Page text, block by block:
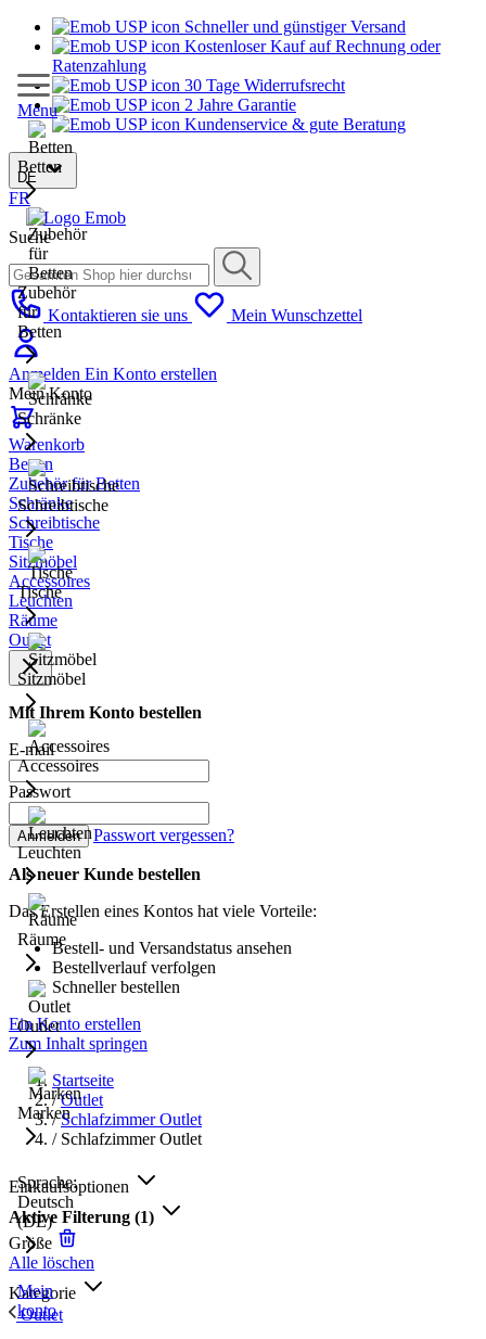
Schneller und günstiger Versand
Kostenloser Kauf auf Rechnung oder
Ratenzahlung
30 Tage Widerrufsrecht
2 Jahre Garantie
Kundenservice & gute Beratung
DE
FR
Suche
Kontaktieren sie uns Mein Wunschzettel
Anmelden Ein Konto erstellen
Mein Konto
Warenkorb
Menu
Betten
Zubehör
für
Betten
Schränke
Schreibtische
Tische
Sitzmöbel
Accessoires
Leuchten
Räume
Outlet
Marken
Sprache:
Deutsch
(DE)
Mein
konto
Betten
Zubehör für Betten
Schränke
Schreibtische
Tische
Sitzmöbel
Accessoires
Leuchten
Räume
Outlet
Mit Ihrem Konto bestellen
E-mail
Passwort
Anmelden Passwort vergessen?
Als neuer Kunde bestellen
Das Erstellen eines Kontos hat viele Vorteile:
Bestell- und Versandstatus ansehen
Bestellverlauf verfolgen
Schneller bestellen
Ein Konto erstellen
Zum Inhalt springen
Startseite
/ Outlet
/ Schlafzimmer Outlet
/ Schlafzimmer Outlet
Einkaufsoptionen
Aktive Filterung (1)
Größe
Alle löschen
Kategorie
Outlet